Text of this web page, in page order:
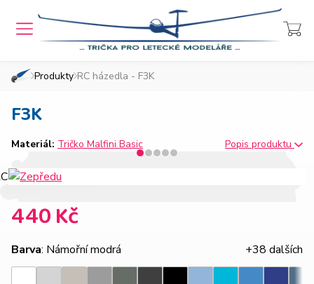
Domů Chcete také takový e-shop?
Přihlášení
»
Produkty »
RC házedla - F3K
F3K
Materiál: Tričko Malfini Basic Popis produktu
440 Kč
Barva: Námořní modrá
+38 dalších